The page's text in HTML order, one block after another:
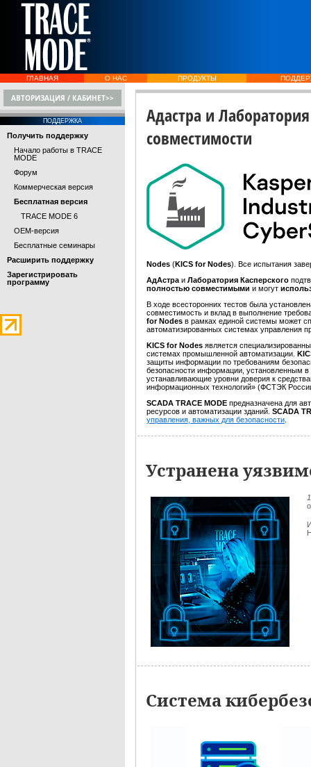
ГЛАВНАЯ О НАС ПРОДУКТЫ
АВТОРИЗАЦИЯ / КАБИНЕТ>>
ПОДДЕРЖКА
Получить поддержку
Начало работы в TRACE
MODE
Форум
Коммерческая версия
Бесплатная версия
TRACE MODE 6
OEM-версия
Бесплатные семинары
Расширить поддержку
Зарегистрировать
программу
Адастра и
совместимости
Nodes (KICS for Nodes). Все испытания
АдАстра и Лаборатория Касперского
полностью совместимыми и могут
В ходе всесторонних тестов была
совместимость и вклад в выполнение
for Nodes в рамках единой системы может
автоматизированных системах управления
KICS for Nodes является
системах промышленной автоматизации.
защиты информации по требованиям
безопасности информации, установленным
устанавливающие уровни доверия к
информационных технологий» (ФСТЭК
SCADA TRACE MODE предназначена для
ресурсов и автоматизации зданий. SCADA
управления, важных для безопасности
Устранена
Система